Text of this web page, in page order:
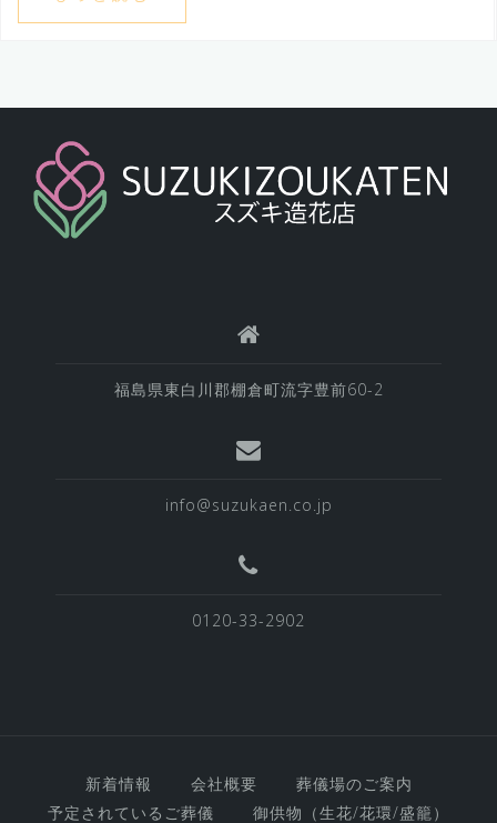
福島県東白川郡棚倉町流字豊前60-2
info@suzukaen.co.jp
0120-33-2902
新着情報 会社概要
葬儀場のご案内
予定されているご葬儀
御供物（生花/花環/盛籠）